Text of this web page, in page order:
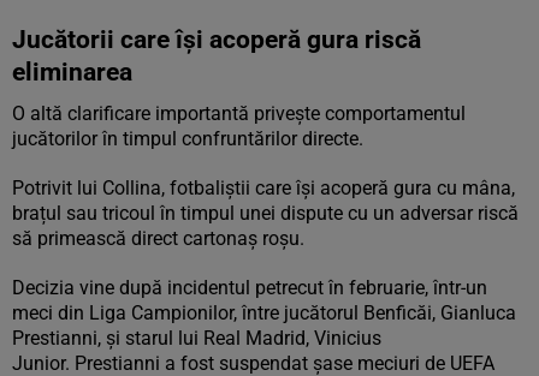
Jucătorii care își acoperă gura riscă
eliminarea
O altă clarificare importantă privește comportamentul
jucătorilor în timpul confruntărilor directe.
Potrivit lui Collina, fotbaliștii care își acoperă gura cu mâna,
brațul sau tricoul în timpul unei dispute cu un adversar riscă
să primească direct cartonaș roșu.
Decizia vine după incidentul petrecut în februarie, într-un
meci din Liga Campionilor, între jucătorul Benficăi, Gianluca
Prestianni, și starul lui Real Madrid, Vinicius
Junior. Prestianni a fost suspendat șase meciuri de UEFA